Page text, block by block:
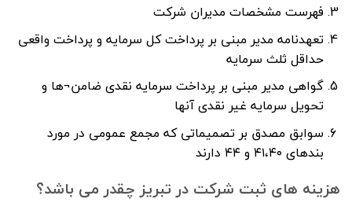
فهرست مشخصات مدیران شرکت
تعهدنامه مدیر مبنی بر پرداخت کل سرمایه و پرداخت واقعی
حداقل ثلث سرمایه
گواهی مدیر مبنی بر پرداخت سرمایه نقدی ضامن¬ها و
تحویل سرمایه غیر نقدی آنها
سوابق مصدق بر تصمیماتی که مجمع عمومی در مورد
بندهای ۴۱،۴۰ و ۴۴ دارند
هزینه های ثبت شرکت در تبریز چقدر می باشد؟